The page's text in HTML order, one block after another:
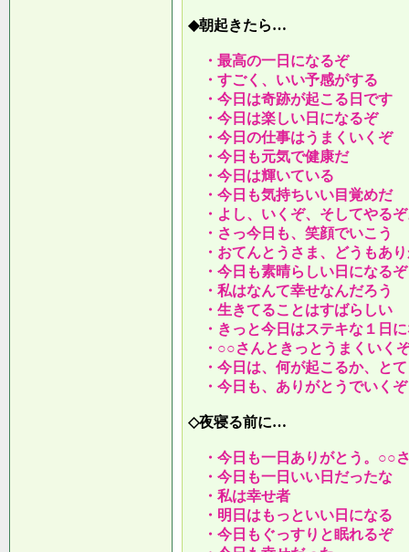
◆朝起きたら…
・最高の一日になるぞ
・すごく、いい予感がする
・今日は奇跡が起こる日です
・今日は楽しい日になるぞ
・今日の仕事はうまくいくぞ
・今日も元気で健康だ
・今日は輝いている
・今日も気持ちいい目覚めだ
・よし、いくぞ、そしてやる
・さっ今日も、笑顔でいこう
・おてんとうさま、どうもあ
・今日も素晴らしい日になるぞ
・私はなんて幸せなんだろう
・生きてることはすばらしい
・きっと今日はステキな１日
・○○さんときっとうまくいく
・今日は、何が起こるか、と
・今日も、ありがとうでいくぞ
◇夜寝る前に…
・今日も一日ありがとう。○○
・今日も一日いい日だったな
・私は幸せ者
・明日はもっといい日になる
・今日もぐっすりと眠れるぞ